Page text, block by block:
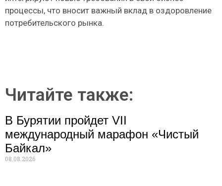
процессы, что вносит важный вклад в оздоровление
потребительского рынка.
Читайте также:
В Бурятии пройдет VII
международный марафон «Чистый
Байкал»
08.08.2026